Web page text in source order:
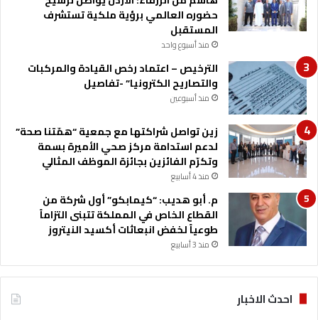
م
س
ن
ن
و
ذ
و
ي
إ
ع
ا
ق
ة
ة
ع
ي
ق
ة
ل
ل
و
ا
ق
ع
و
ا
ت
ش
ر
ا
ف
م
حضوره العالمي برؤية ملكية تستشرف
المستقبل
منذ أسبوع واحد
الترخيص – اعتماد رخص القيادة والمركبات
والتصاريح الكترونيا” -تفاصيل
منذ أسبوعين
زين تواصل شراكتها مع جمعية “همّتنا صحة”
لدعم استدامة مركز صحي الأميرة بسمة
وتكرّم الفائزين بجائزة الموظف المثالي
منذ 4 أسابيع
م. أبو هديب: “كيمابكو” أول شركة من
القطاع الخاص في المملكة تتبنى التزاماً
طوعياً لخفض انبعاثات أكسيد النيتروز
منذ 3 أسابيع
احدث الاخبار